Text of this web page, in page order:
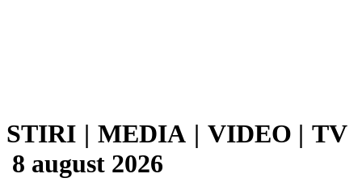
STIRI | MEDIA | VIDEO | TV
8 august 2026